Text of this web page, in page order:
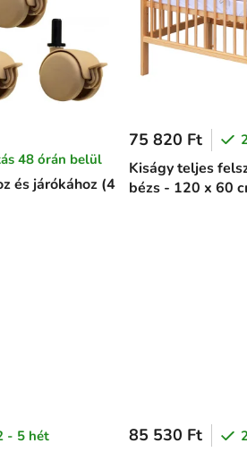
és járókához (4
48 órán belül
Kiságy teljes
bézs - 120 x 60
75 820 Ft
- 5 hét 85 530 Ft